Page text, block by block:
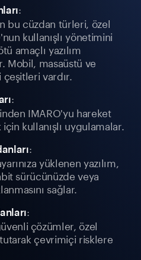
:
bu cüzdan türleri, özel
kullanışlı yönetimini
amaçlı yazılım
Mobil, masaüstü ve
çeşitleri vardır.
:
IMARO'yu hareket
kullanışlı uygulamalar.
:
yüklenen yazılım,
sürücünüzde veya
sağlar.
:
çözümler, özel
çevrimiçi risklere